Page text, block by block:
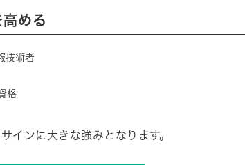
める
技術者
格
インに大きな強みとなります。